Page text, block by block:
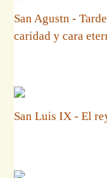
San Agustn -
caridad y cara
San Luis IX - El